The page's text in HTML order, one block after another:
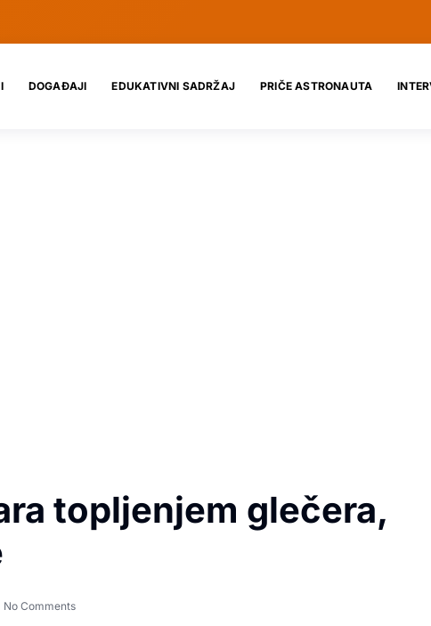
DOGAĐAJI EDUKATIVNI SADRŽAJ PRIČE ASTRONAUTA
topljenjem glečera,
No Comments